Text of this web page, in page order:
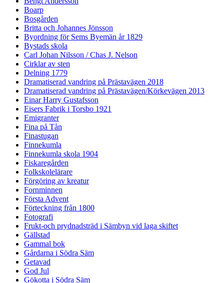
Boarp
Bosgården
Britta och Johannes Jönsson
Byordning för Sems Byemän år 1829
Bystads skola
Carl Johan Nilsson / Chas J. Nelson
Cirklar av sten
Delning 1779
Dramatiserad vandring på Prästavägen 2018
Dramatiserad vandring på Prästavägen/Körkevägen 2013
Einar Harry Gustafsson
Eisers Fabrik i Torsbo 1921
Emigranter
Fina på Tån
Finastugan
Finnekumla
Finnekumla skola 1904
Fiskaregården
Folkskolelärare
Förgöring av kreatur
Fornminnen
Första Advent
Förteckning från 1800
Fotografi
Frukt-och prydnadsträd i Sämbyn vid laga skiftet
Gällstad
Gammal bok
Gårdarna i Södra Säm
Getavad
God Jul
Gökotta i Södra Säm